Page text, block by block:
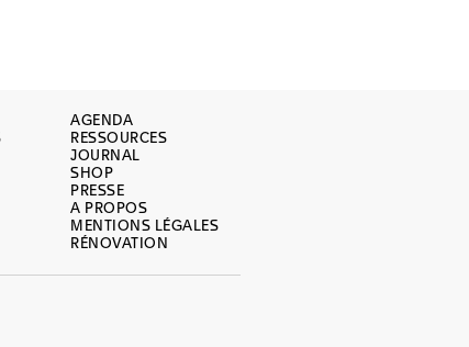
AGENDA
RESSOURCES
JOURNAL
SHOP
PRESSE
A PROPOS
MENTIONS LÉGALES
RÉNOVATION